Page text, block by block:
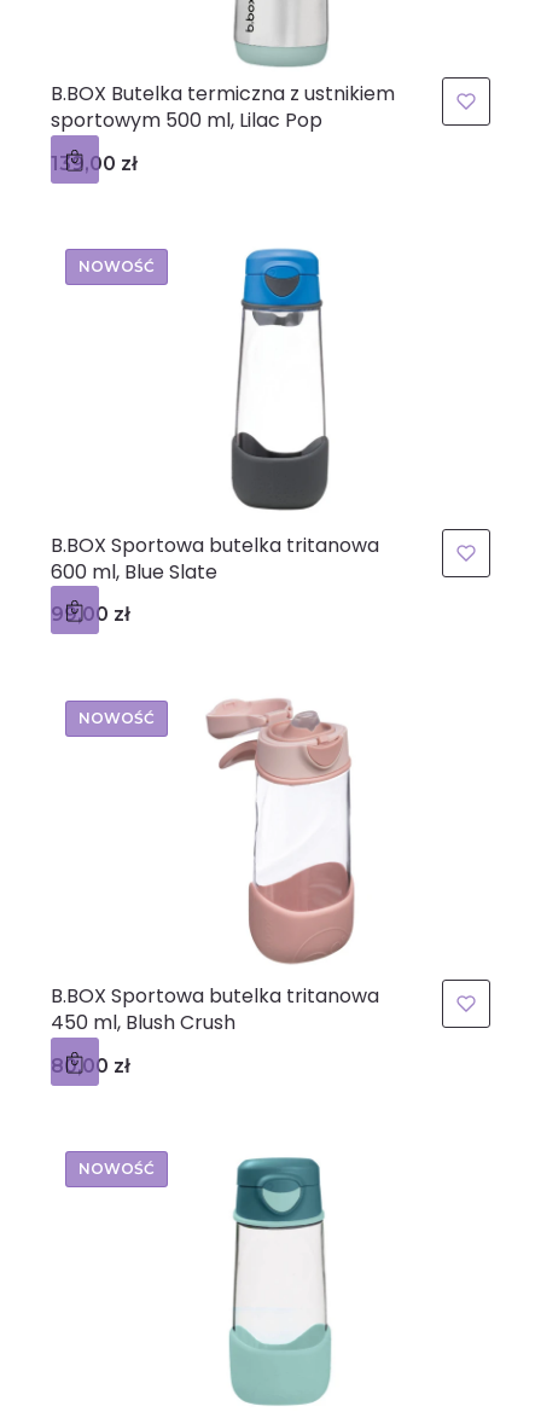
B.BOX Butelka termiczna z ustnikiem
sportowym 500 ml, Lilac Pop
Cena
139,00 zł
NOWOŚĆ
B.BOX Sportowa butelka tritanowa
600 ml, Blue Slate
Cena
99,00 zł
NOWOŚĆ
B.BOX Sportowa butelka tritanowa
450 ml, Blush Crush
Cena
80,00 zł
NOWOŚĆ